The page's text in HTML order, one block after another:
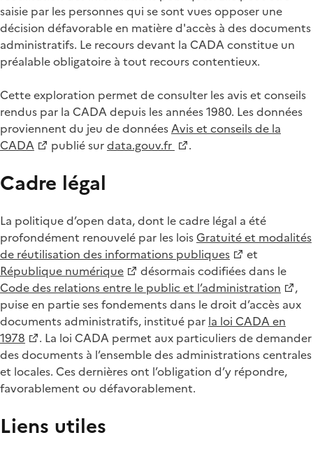
saisie par les personnes qui se sont vues opposer une
décision défavorable en matière d'accès à des documents
administratifs. Le recours devant la CADA constitue un
préalable obligatoire à tout recours contentieux.
Cette exploration permet de consulter les avis et conseils
rendus par la CADA depuis les années 1980. Les données
proviennent du jeu de donnéesAvis et conseils de la
CADA
publié surdata.gouv.fr .
Cadre légal
La politique d’open data, dont le cadre légal a été
profondément renouvelé par les loisGratuité et modalités
de réutilisation des informations publiques
et
République numérique
désormais codifiées dans le
Code des relations entre le public et l’administration
,
puise en partie ses fondements dans le droit d’accès aux
documents administratifs, institué par la loi CADA en
1978
. La loi CADA permet aux particuliers de demander
des documents à l’ensemble des administrations centrales
et locales. Ces dernières ont l’obligation d’y répondre,
favorablement ou défavorablement.
Liens utiles